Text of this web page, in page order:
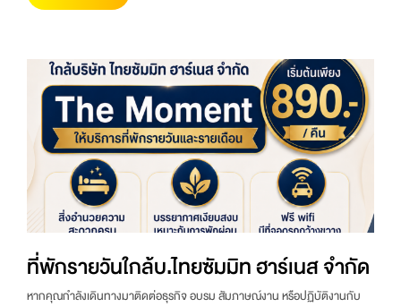
ที่พักรายวันใกล้บ.ไทยซัมมิท ฮาร์เนส จำกัด
หากคุณกำลังเดินทางมาติดต่อธุรกิจ อบรม สัมภาษณ์งาน หรือปฏิบัติงานกับ